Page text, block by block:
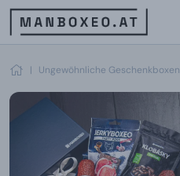
| Ungewöhnliche Geschenkboxen